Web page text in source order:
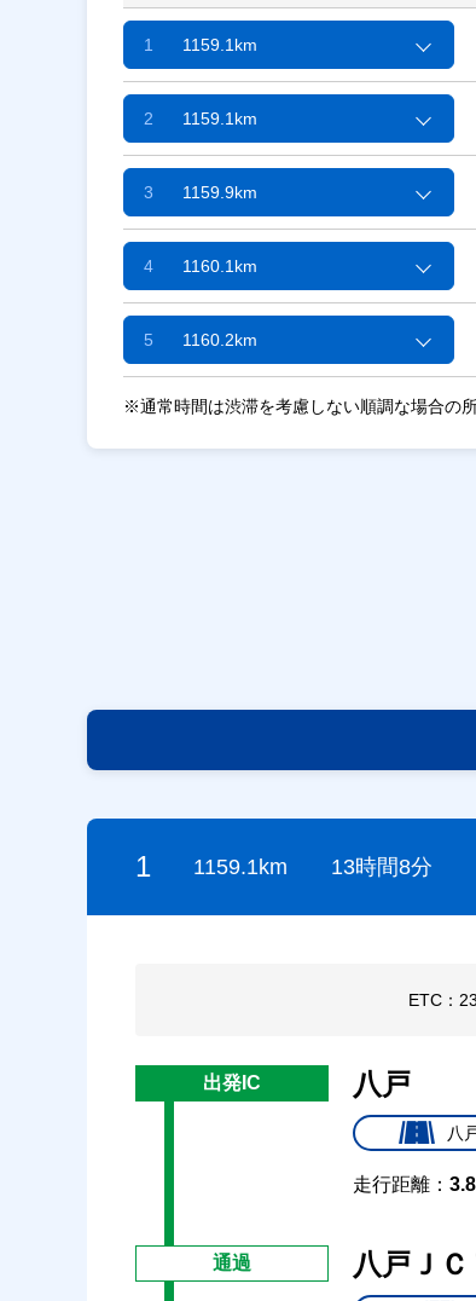
1 1159.1km
2 1159.1km
3 1159.9km
4 1160.1km
5 1160.2km
※通常時間は渋滞を考慮しない順調な場合の
1 1159.1km 13時間8分
ETC：
出発IC 八戸
八
走行距離：
通過 八戸ＪＣ